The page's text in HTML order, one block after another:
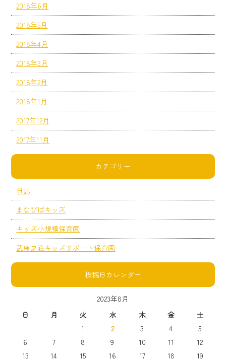
2018年6月
2018年5月
2018年4月
2018年3月
2018年2月
2018年1月
2017年12月
2017年11月
カテゴリー
日記
まなびばキッズ
キッズ小規模保育園
武庫之荘キッズサポート保育園
投稿日カレンダー
2023年8月
日
月 火 水 木 金
土
1
2 3 4
5
6
7 8 9 10 11
12
13
14 15 16 17 18 19